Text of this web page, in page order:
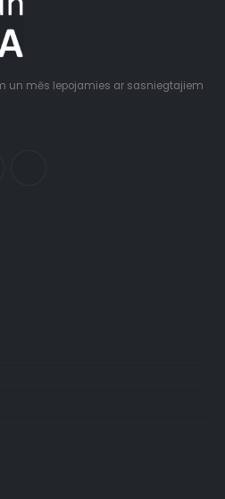
un mēs lepojamies ar sasniegtajiem